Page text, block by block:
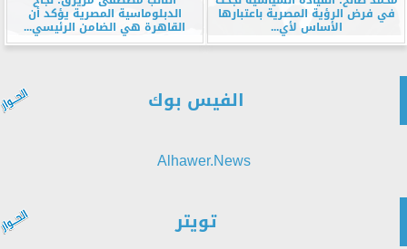
في فرض الرؤية المصرية باعتبارها
الأساس لأي...
الدبلوماسية المصرية يؤكد أن
القاهرة هي الضامن الرئيسي...
الفيس بوك
Alhawer.News
تويتر